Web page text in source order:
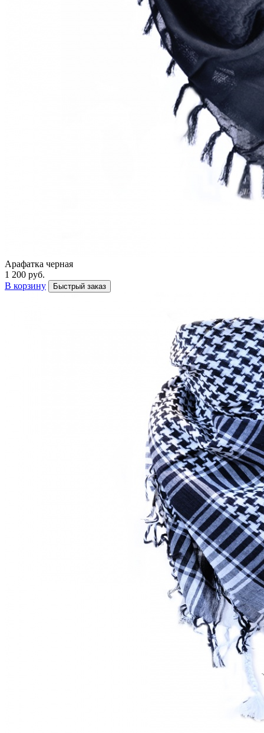
Арафатка черная
1 200 руб.
В корзину
Быстрый заказ